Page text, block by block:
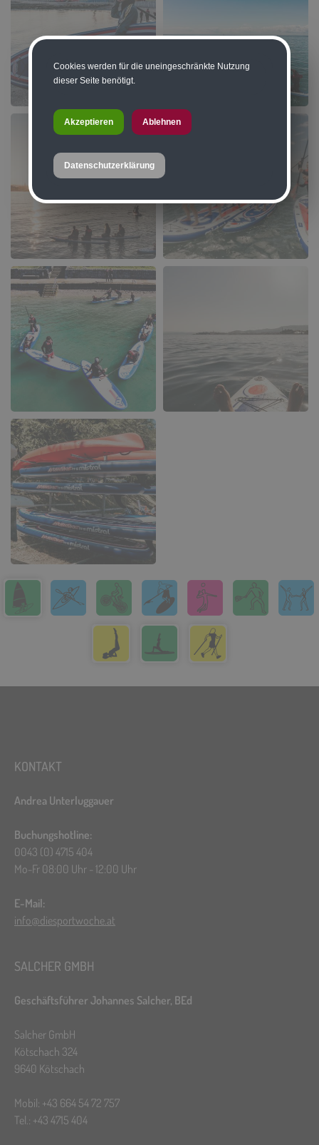
KONTAKT
Andrea Unterluggauer
Buchungshotline:
0043 (0) 4715 404
Mo-Fr 08:00 Uhr - 12:00 Uhr
E-Mail:
info@diesportwoche.at
SALCHER GMBH
Geschäftsführer Johannes Salcher, BEd
Salcher GmbH
Kötschach 324
9640 Kötschach
Mobil: +43 664 54 72 757
Tel.: +43 4715 404
Cookies werden für die uneingeschränkte Nutzung
dieser Seite benötigt.
Akzeptieren Ablehnen
Datenschutzerklärung